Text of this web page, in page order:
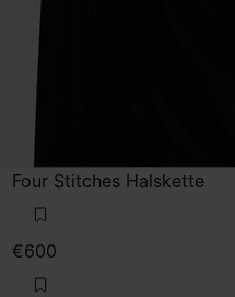
Four Stitches Halskette
€600